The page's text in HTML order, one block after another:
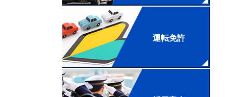
運転免許